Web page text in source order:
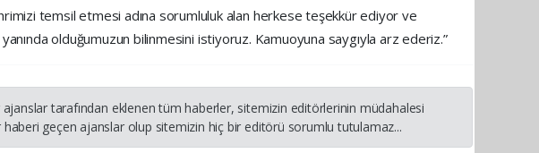
temsil etmesi adına sorumluluk alan herkese teşekkür ediyor ve
yanında olduğumuzun bilinmesini istiyoruz. Kamuoyuna saygıyla arz ederiz.”
tarafından eklenen tüm haberler, sitemizin editörlerinin müdahalesi
geçen ajanslar olup sitemizin hiç bir editörü sorumlu tutulamaz...